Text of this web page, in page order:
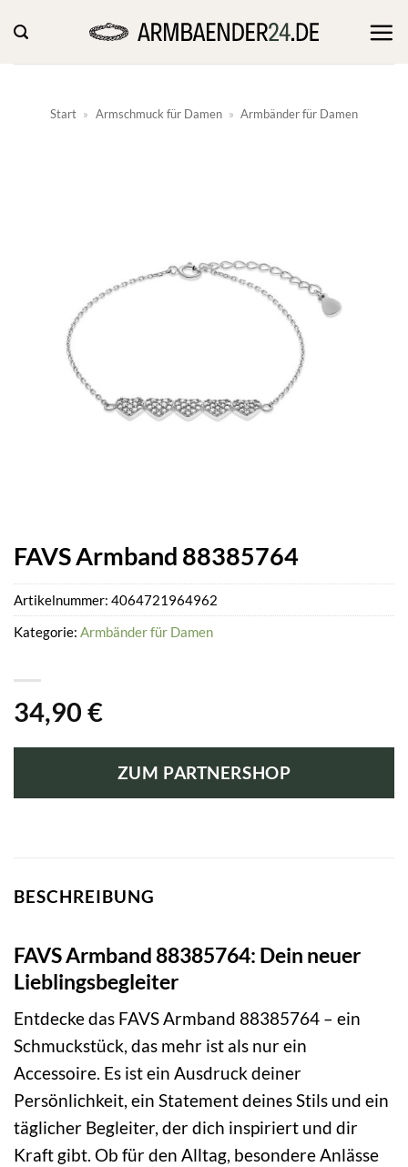
Inhalt
springen
Start » Armschmuck für Damen » Armbänder für Damen
FAVS Armband 88385764
34,90 €
ZUM PARTNERSHOP
Artikelnummer: 4064721964962
Kategorie: Armbänder für Damen
BESCHREIBUNG
FAVS Armband 88385764: Dein neuer
Lieblingsbegleiter
Entdecke das FAVS Armband 88385764 – ein
Schmuckstück, das mehr ist als nur ein
Accessoire. Es ist ein Ausdruck deiner
Persönlichkeit, ein Statement deines Stils und ein
täglicher Begleiter, der dich inspiriert und dir
Kraft gibt. Ob für den Alltag, besondere Anlässe